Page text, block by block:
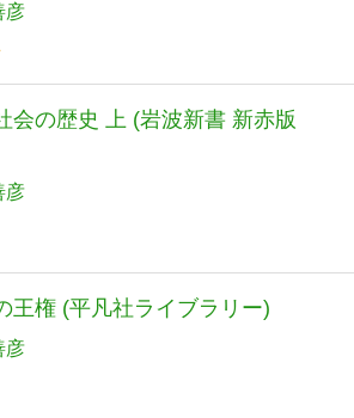
彦
会の歴史 上 (岩波新書 新赤版
彦
王権 (平凡社ライブラリー)
彦